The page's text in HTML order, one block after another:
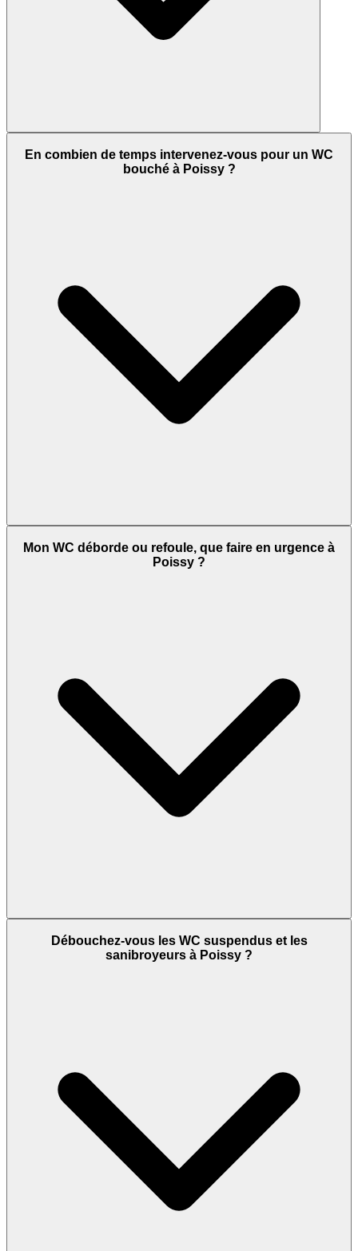
En combien de temps intervenez-vous pour un WC
bouché à Poissy ?
Mon WC déborde ou refoule, que faire en urgence à
Poissy ?
Débouchez-vous les WC suspendus et les
sanibroyeurs à Poissy ?